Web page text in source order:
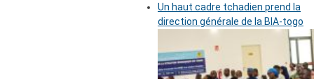
Un haut cadre tchadien prend la
direction générale de la BIA-togo